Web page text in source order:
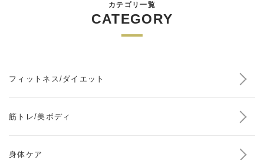
カテゴリ一覧
CATEGORY
フィットネス/ダイエット
筋トレ/美ボディ
身体ケア